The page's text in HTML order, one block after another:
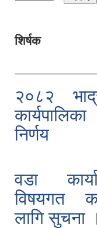
शिर्षक
२०८२
निर्णय
वडा
विषयगत
लागि सुचना